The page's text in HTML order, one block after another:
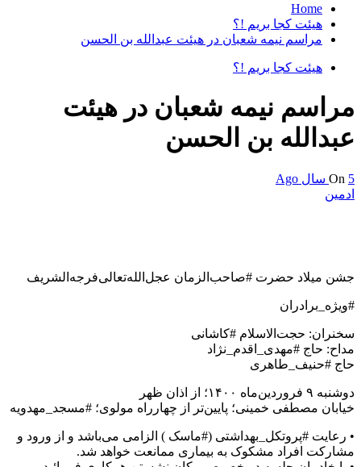
Home
هیئت کجا بریم !؟
مراسم نیمه شعبان در هیئت عبدالله بن الحسن
هیئت کجا بریم !؟
مراسم نیمه شعبان در هیئت
عبدالله بن الحسن
On 5 سال Ago
ادمین
جشن میلاد حضرت #صاحب‌الزمان عجل‌الله‌تعالی‌فرجه‌الشریف
#ویژه_برادران
سخنران: حجت‌الاسلام #کاشانی
مداح: حاج #مهدی_اقدم_نژاد
حاج #حنیف_طاهری
دوشنبه ۹ فروردین‌ماه ۱۴۰۰؛ از اذان ظهر
خیابان مصطفی خمینی؛ پایین‌تر از چهارراه مولوی؛ #مسجد_مهدویه
‌• رعایت #پروتکل_بهداشتی (#ماسک ) الزامی می‌باشد و از ورود و
مشارکت افراد مشکوک به بیماری ممانعت خواهد شد.